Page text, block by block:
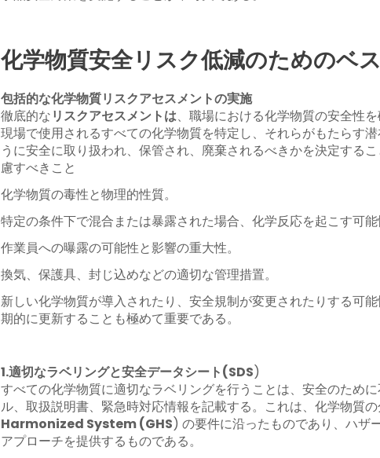
化学物質安全リスク低減のためのベ
包括的な化学物質リスクアセスメントの実施
徹底的なリスクアセスメントは、職場における化学物質の安全性
現場で使用されるすべての化学物質を特定し、それらがもたらす
うに安全に取り扱われ、保管され、廃棄されるべきかを決定する
慮すべきこと
化学物質の毒性と物理的性質。
特定の条件下で混合または暴露された場合、化学反応を起こす可能
作業員への曝露の可能性と影響の重大性。
換気、保護具、封じ込めなどの適切な管理措置。
新しい化学物質が導入されたり、安全規制が変更されたりする可
期的に更新することも極めて重要である。
1.適切なラベリングと安全データシート(SDS)
すべての化学物質に適切なラベリングを行うことは、安全のため
ル、取扱説明書、緊急時対応情報を記載する。これは、化学物質
Harmonized System (GHS) の要件に沿ったものであり、ハザ
アプローチを提供するものである。